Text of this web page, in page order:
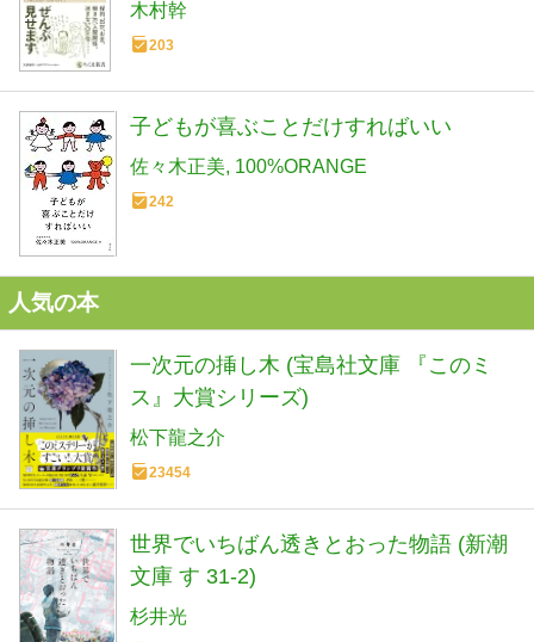
木村幹
203
子どもが喜ぶことだけすればいい
佐々木正美 100%ORANGE
242
人気の本
一次元の挿し木 (宝島社文庫 『このミ
ス』大賞シリーズ)
松下龍之介
23454
世界でいちばん透きとおった物語 (新潮
文庫 す 31-2)
杉井光